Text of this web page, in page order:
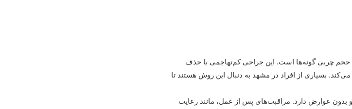
چربی گونه‌ها است. این جراحی کم‌تهاجمی با حذف
بسیاری از افراد در مشهد به دنبال این روش هستند تا
بدون عوارض دارد. مراقبت‌های پس از عمل، مانند رعایت